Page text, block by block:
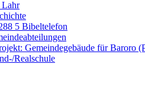
Lahr
5 Bibeltelefon
Gemeindegebäude für Baroro
Realschule